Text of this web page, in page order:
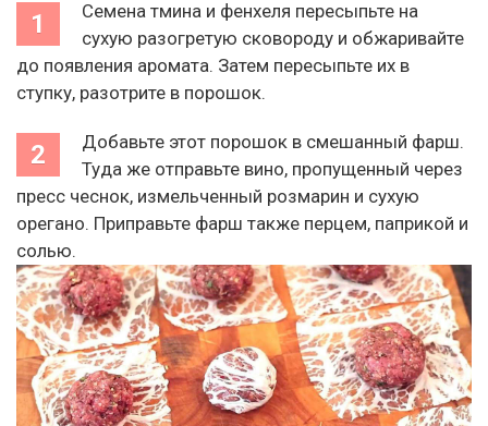
Семена тмина и фенхеля пересыпьте на
сухую разогретую сковороду и обжаривайте
до появления аромата. Затем пересыпьте их в
ступку, разотрите в порошок.
Добавьте этот порошок в смешанный фарш.
Туда же отправьте вино, пропущенный через
пресс чеснок, измельченный розмарин и сухую
орегано. Приправьте фарш также перцем, паприкой и
солью.